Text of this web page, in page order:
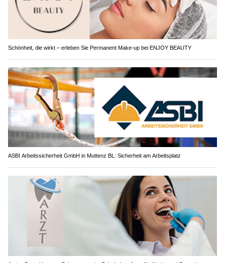
Schönheit, die wirkt – erleben Sie Permanent Make-up bei ENJOY BEAUTY
ASBI Arbeitssicherheit GmbH in Muttenz BL: Sicherheit am Arbeitsplatz